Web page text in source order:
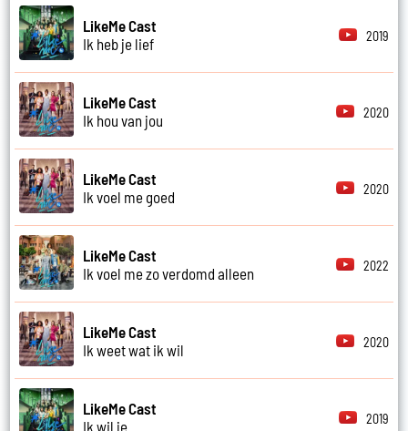
LikeMe Cast
Ik heb je lief
2019
LikeMe Cast
Ik hou van jou
2020
LikeMe Cast
Ik voel me goed
2020
LikeMe Cast
Ik voel me zo verdomd alleen
2022
LikeMe Cast
Ik weet wat ik wil
2020
LikeMe Cast
Ik wil je
2019